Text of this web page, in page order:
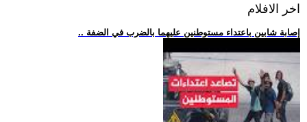
اخر الافلام
.. إصابة شابين باعتداء مستوطنين عليهما بالضرب في الضفة